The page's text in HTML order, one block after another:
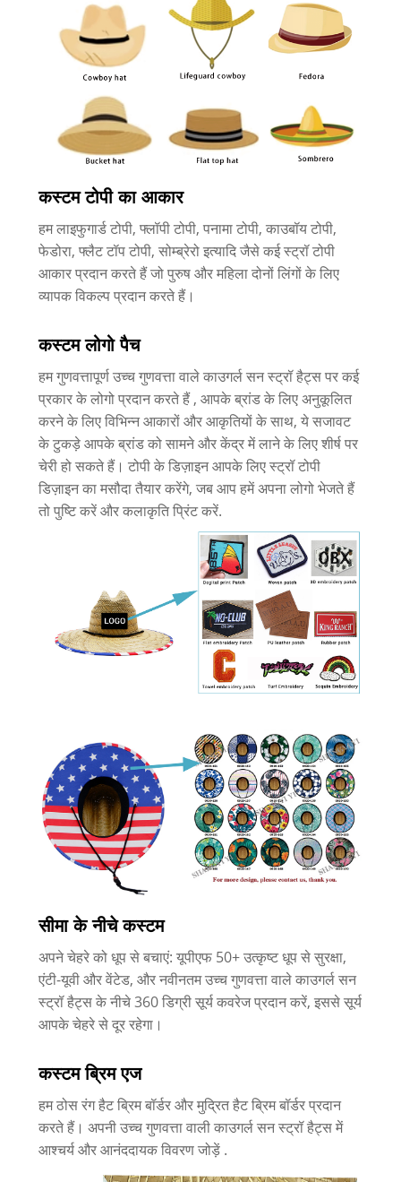
कस्टम टोपी का आकार
हम लाइफुगार्ड टोपी, फ्लॉपी टोपी, पनामा टोपी, काउबॉय टोपी,
फेडोरा, फ्लैट टॉप टोपी, सोम्ब्रेरो इत्यादि जैसे कई स्ट्रॉ टोपी
आकार प्रदान करते हैं जो पुरुष और महिला दोनों लिंगों के लिए
व्यापक विकल्प प्रदान करते हैं।
कस्टम लोगो पैच
हम गुणवत्तापूर्ण उच्च गुणवत्ता वाले काउगर्ल सन स्ट्रॉ हैट्स पर कई
प्रकार के लोगो प्रदान करते हैं , आपके ब्रांड के लिए अनुकूलित
करने के लिए विभिन्न आकारों और आकृतियों के साथ, ये सजावट
के टुकड़े आपके ब्रांड को सामने और केंद्र में लाने के लिए शीर्ष पर
चेरी हो सकते हैं। टोपी के डिज़ाइन आपके लिए स्ट्रॉ टोपी
डिज़ाइन का मसौदा तैयार करेंगे, जब आप हमें अपना लोगो भेजते हैं
तो पुष्टि करें और कलाकृति प्रिंट करें.
सीमा के नीचे कस्टम
अपने चेहरे को धूप से बचाएं: यूपीएफ 50+ उत्कृष्ट धूप से सुरक्षा,
एंटी-यूवी और वेंटेड, और नवीनतम उच्च गुणवत्ता वाले काउगर्ल सन
स्ट्रॉ हैट्स के नीचे 360 डिग्री सूर्य कवरेज प्रदान करें, इससे सूर्य
आपके चेहरे से दूर रहेगा।
कस्टम ब्रिम एज
हम ठोस रंग हैट ब्रिम बॉर्डर और मुद्रित हैट ब्रिम बॉर्डर प्रदान
करते हैं। अपनी उच्च गुणवत्ता वाली काउगर्ल सन स्ट्रॉ हैट्स में
आश्चर्य और आनंददायक विवरण जोड़ें .